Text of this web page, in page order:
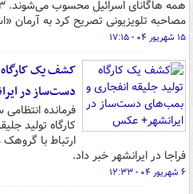
مصاحبه تلویزیونی تصریح کرد به آرمان
۱۵ شهریور ۰۴ - ۱۷:۱۵
کشف یک کارگاه
دست‌ساز در
فرمانده
کارگاه تولید
ارتباط با
فراجا در ایرانشهر خبر داد.
۶ شهریور ۰۴ - ۱۲:۳۳